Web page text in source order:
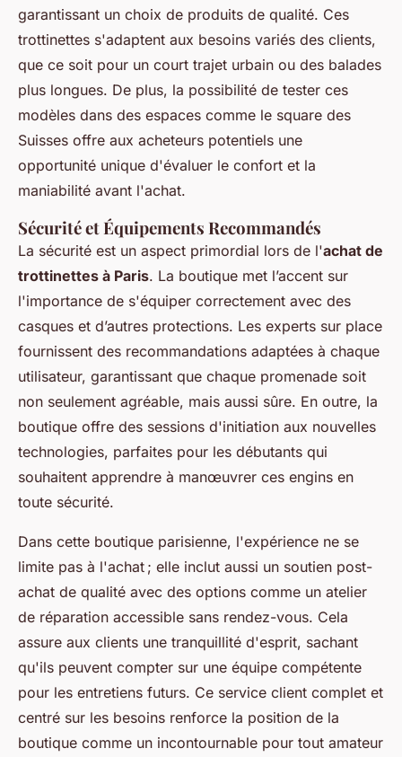
garantissant un choix de produits de qualité. Ces
trottinettes s'adaptent aux besoins variés des clients,
que ce soit pour un court trajet urbain ou des balades
plus longues. De plus, la possibilité de tester ces
modèles dans des espaces comme le square des
Suisses offre aux acheteurs potentiels une
opportunité unique d'évaluer le confort et la
maniabilité avant l'achat.
Sécurité et Équipements Recommandés
La sécurité est un aspect primordial lors de l'achat de
trottinettes à Paris. La boutique met l’accent sur
l'importance de s'équiper correctement avec des
casques et d’autres protections. Les experts sur place
fournissent des recommandations adaptées à chaque
utilisateur, garantissant que chaque promenade soit
non seulement agréable, mais aussi sûre. En outre, la
boutique offre des sessions d'initiation aux nouvelles
technologies, parfaites pour les débutants qui
souhaitent apprendre à manœuvrer ces engins en
toute sécurité.
Dans cette boutique parisienne, l'expérience ne se
limite pas à l'achat ; elle inclut aussi un soutien post-
achat de qualité avec des options comme un atelier
de réparation accessible sans rendez-vous. Cela
assure aux clients une tranquillité d'esprit, sachant
qu'ils peuvent compter sur une équipe compétente
pour les entretiens futurs. Ce service client complet et
centré sur les besoins renforce la position de la
boutique comme un incontournable pour tout amateur